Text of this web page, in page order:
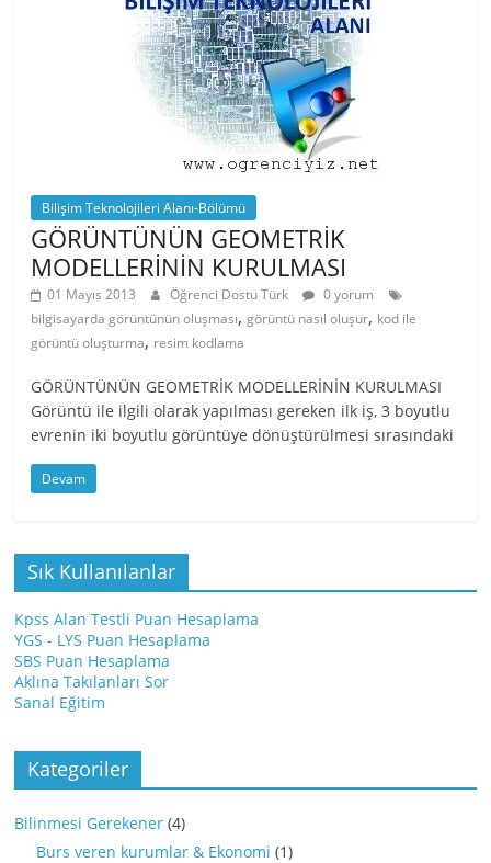
Bilişim Teknolojileri Alanı-Bölümü
GÖRÜNTÜNÜN GEOMETRİK
MODELLERİNİN KURULMASI
01 Mayıs 2013 Öğrenci Dostu Türk
0 yorum
bilgisayarda görüntünün oluşması, görüntü nasıl oluşur, kod ile
görüntü oluşturma, resim kodlama
GÖRÜNTÜNÜN GEOMETRİK MODELLERİNİN KURULMASI
Görüntü ile ilgili olarak yapılması gereken ilk iş, 3 boyutlu
evrenin iki boyutlu görüntüye dönüştürülmesi sırasındaki
Devam
Sık Kullanılanlar
Kpss Alan Testli Puan Hesaplama
YGS - LYS Puan Hesaplama
SBS Puan Hesaplama
Aklına Takılanları Sor
Sanal Eğitim
Kategoriler
Bilinmesi Gerekener (4)
Burs veren kurumlar & Ekonomi (1)